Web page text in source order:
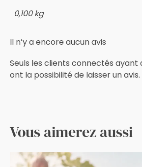
0,100 kg
Il n’y a encore aucun avis
Seuls les clients connectés
ont la possibilité de laisser un avis.
Vous aimerez aussi